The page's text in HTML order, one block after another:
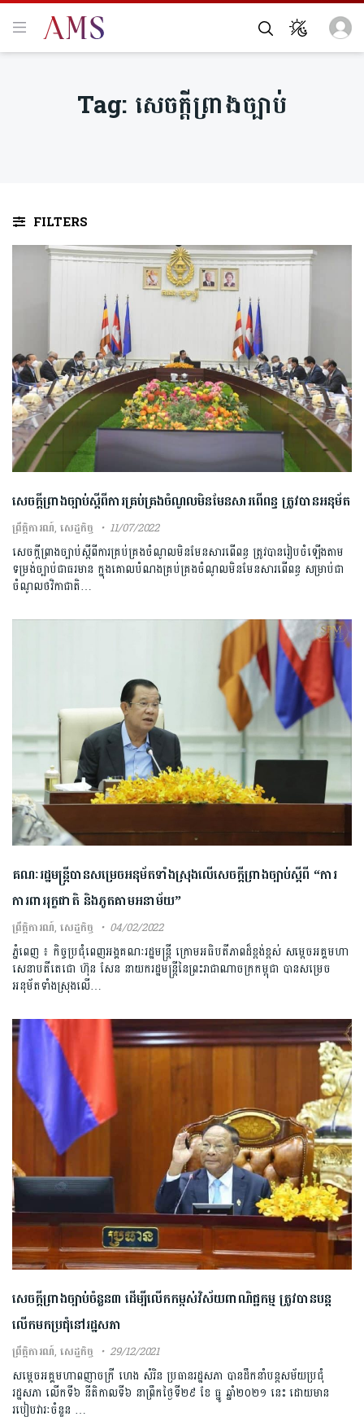
Tag: សេចក្ដីព្រាងច្បាប់
FILTERS
សេចក្ដីព្រាងច្បាប់ស្ដីពីការគ្រប់គ្រងចំណូលមិនមែនសារពើពន្ធ ត្រូវបានអនុម័ត
ព្រឹត្តិការណ៍,សេដ្ឋកិច្ច 11/07/2022
សេចក្ដីព្រាងច្បាប់ស្ដីពីការគ្រប់គ្រងចំណូលមិនមែនសារពើពន្ធ ត្រូវបានរៀបចំឡើងតាម
ទម្រង់ច្បាប់ជាធរមាន ក្នុងគោលបំណងគ្រប់គ្រងចំណូលមិនមែនសារពើពន្ធ សម្រាប់ជា
ចំណូលថវិកាជាតិ…
គណៈរដ្ឋមន្រ្តីបានសម្រេចអនុម័តទាំងស្រុងលើសេចក្តីព្រាងច្បាប់ស្តីពី “ការ
ការពាររុក្ខជាតិ និងភូតគាមអនាម័យ”
ព្រឹត្តិការណ៍,សេដ្ឋកិច្ច 04/02/2022
ភ្នំពេញ ៖ កិច្ចប្រជុំពេញអង្គគណៈរដ្ឋមន្រ្តី ក្រោមអធិបតីភាពដ៏ខ្ពង់ខ្ពស់ សម្តេចអគ្គមហា
សេនាបតីតេជោ ហ៊ុន សែន នាយករដ្ឋមន្រ្តីនៃព្រះរាជាណាចក្រកម្ពុជា បានសម្រេច
អនុម័តទាំងស្រុងលើ…
សេចក្តីព្រាងច្បាប់ចំនួន៣ ដើម្បីលើកកម្ពស់វិស័យពាណិជ្ជកម្ម ត្រូវបានបន្ត
លើកមកប្រជុំនៅរដ្ឋសភា
ព្រឹត្តិការណ៍,សេដ្ឋកិច្ច 29/12/2021
សម្ដេចអគ្គមហាពញាចក្រី ហេង សំរិន ប្រធានរដ្ឋសភា បានដឹកនាំបន្តសម័យប្រជុំ
រដ្ឋសភា លើកទី៦ នីតិកាលទី៦ នាព្រឹកថ្ងៃទី២៩ ខែ ធ្នូ ឆ្នាំ២០២១ នេះ ដោយមាន
របៀបវារៈចំនួន …